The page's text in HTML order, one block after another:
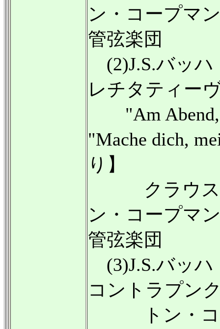
ン・コープマ
管弦楽団
(2)J.S.バッハ
レチタティー
"Am Abend,
"Mache dich,
り】
クラウス・
ン・コープマ
管弦楽団
(3)J.S.バッハ
コントラプン
トン・コー